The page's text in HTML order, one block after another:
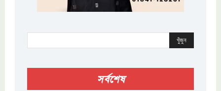
খুঁজুন
সর্বশেষ